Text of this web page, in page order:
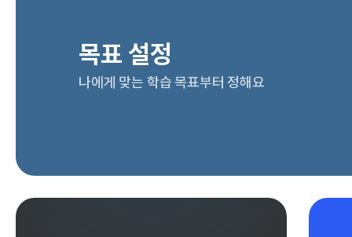
목표 설정
나에게 맞는 학습 목표부터 정해요